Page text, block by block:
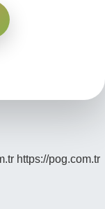
https://pog.com.tr